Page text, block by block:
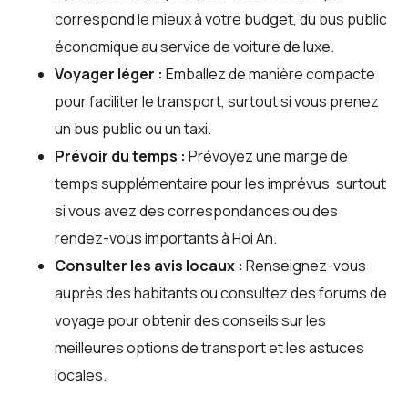
correspond le mieux à votre budget, du bus public
économique au service de voiture de luxe.
Voyager léger : Emballez de manière compacte
pour faciliter le transport, surtout si vous prenez
un bus public ou un taxi.
Prévoir du temps : Prévoyez une marge de
temps supplémentaire pour les imprévus, surtout
si vous avez des correspondances ou des
rendez-vous importants à Hoi An.
Consulter les avis locaux : Renseignez-vous
auprès des habitants ou consultez des forums de
voyage pour obtenir des conseils sur les
meilleures options de transport et les astuces
locales.